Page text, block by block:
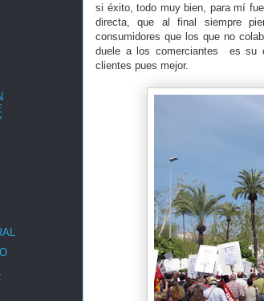
si éxito, todo muy bien, para mí
directa, que al final siempre
consumidores que los que no
duele a los comerciantes es su
clientes pues mejor.